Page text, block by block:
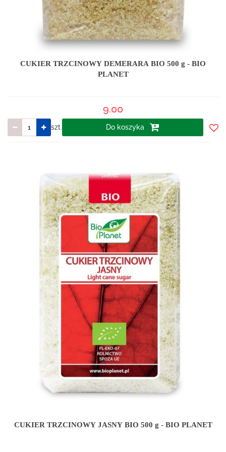
CUKIER TRZCINOWY DEMERARA BIO 500 g - BIO
PLANET
9.00
szt. Do koszyka
CUKIER TRZCINOWY JASNY BIO 500 g - BIO PLANET